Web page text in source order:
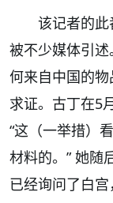
该记者的
被不少媒体引
何来自中国的
求证。古丁在5
“这（一举措）
材料的。” 她随
已经询问了白宫